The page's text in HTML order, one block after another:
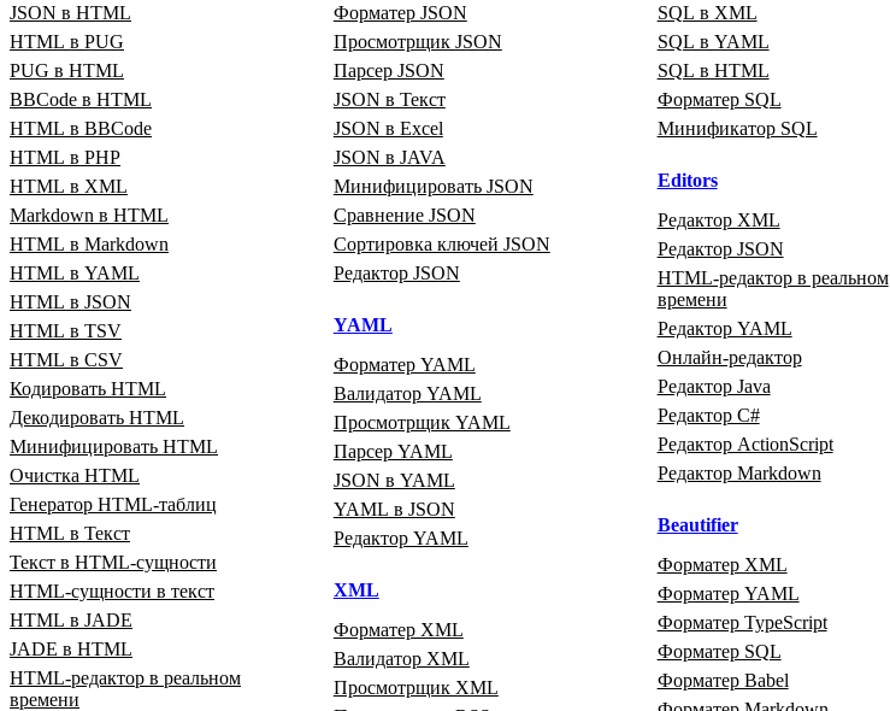
JSON в HTML
HTML в PUG
PUG в HTML
BBCode в HTML
HTML в BBCode
HTML в PHP
HTML в XML
Markdown в HTML
HTML в Markdown
HTML в YAML
HTML в JSON
HTML в TSV
HTML в CSV
Кодировать HTML
Декодировать HTML
Минифицировать HTML
Очистка HTML
Генератор HTML‑таблиц
HTML в Текст
Текст в HTML‑сущности
HTML‑сущности в текст
HTML в JADE
JADE в HTML
HTML‑редактор в реальном
времени
Форматер JSON
Просмотрщик JSON
Парсер JSON
JSON в Текст
JSON в Excel
JSON в JAVA
Минифицировать JSON
Сравнение JSON
Сортировка ключей JSON
Редактор JSON
YAML
Форматер YAML
Валидатор YAML
Просмотрщик YAML
Парсер YAML
JSON в YAML
YAML в JSON
Редактор YAML
XML
Форматер XML
Валидатор XML
Просмотрщик XML
SQL в XML
SQL в YAML
SQL в HTML
Форматер SQL
Минификатор SQL
Editors
Редактор XML
Редактор JSON
HTML‑редактор в реальном
времени
Редактор YAML
Онлайн‑редактор
Редактор Java
Редактор C#
Редактор ActionScript
Редактор Markdown
Beautifier
Форматер XML
Форматер YAML
Форматер TypeScript
Форматер SQL
Форматер Babel